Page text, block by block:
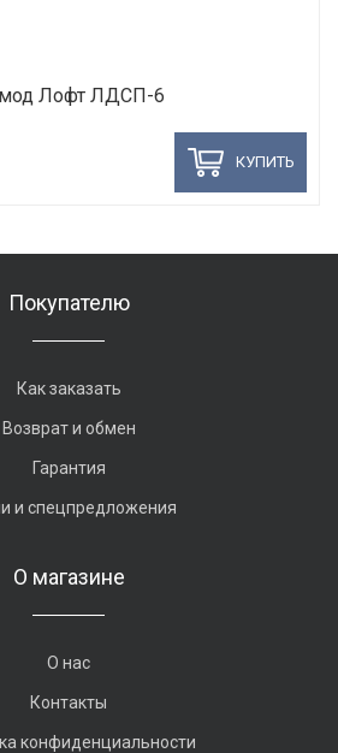
Лофт ЛДСП-6
КУПИТЬ
Покупателю
Как заказать
Возврат и обмен
Гарантия
и спецпредложения
О магазине
О нас
Контакты
конфиденциальности